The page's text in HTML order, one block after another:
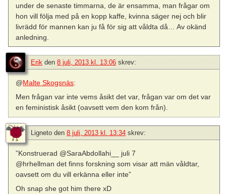
under de senaste timmarna, de är ensamma, man frågar om
hon vill följa med på en kopp kaffe, kvinna säger nej och blir
livrädd för mannen kan ju få för sig att våldta då… Av okänd
anledning.
Erik den 8 juli, 2013 kl. 13:06 skrev:
@Malte Skogsnäs:
Men frågan var inte vems åsikt det var, frågan var om det var
en feministisk åsikt (oavsett vem den kom från).
Ligneto den 8 juli, 2013 kl. 13:34 skrev:
”Konstruerad ‏@SaraAbdollahi__ juli 7
@hrhellman det finns forskning som visar att män våldtar,
oavsett om du vill erkänna eller inte”
Oh snap she got him there xD